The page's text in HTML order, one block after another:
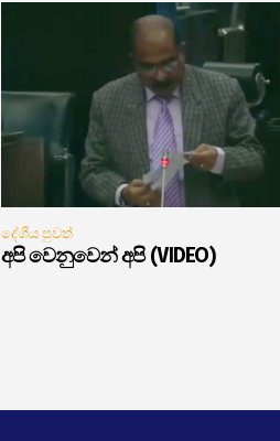
දේශීය පුවත්
අපි වෙනුවෙන් අපි (VIDEO)